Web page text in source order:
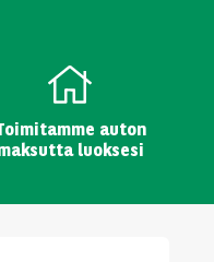
auton
luoksesi